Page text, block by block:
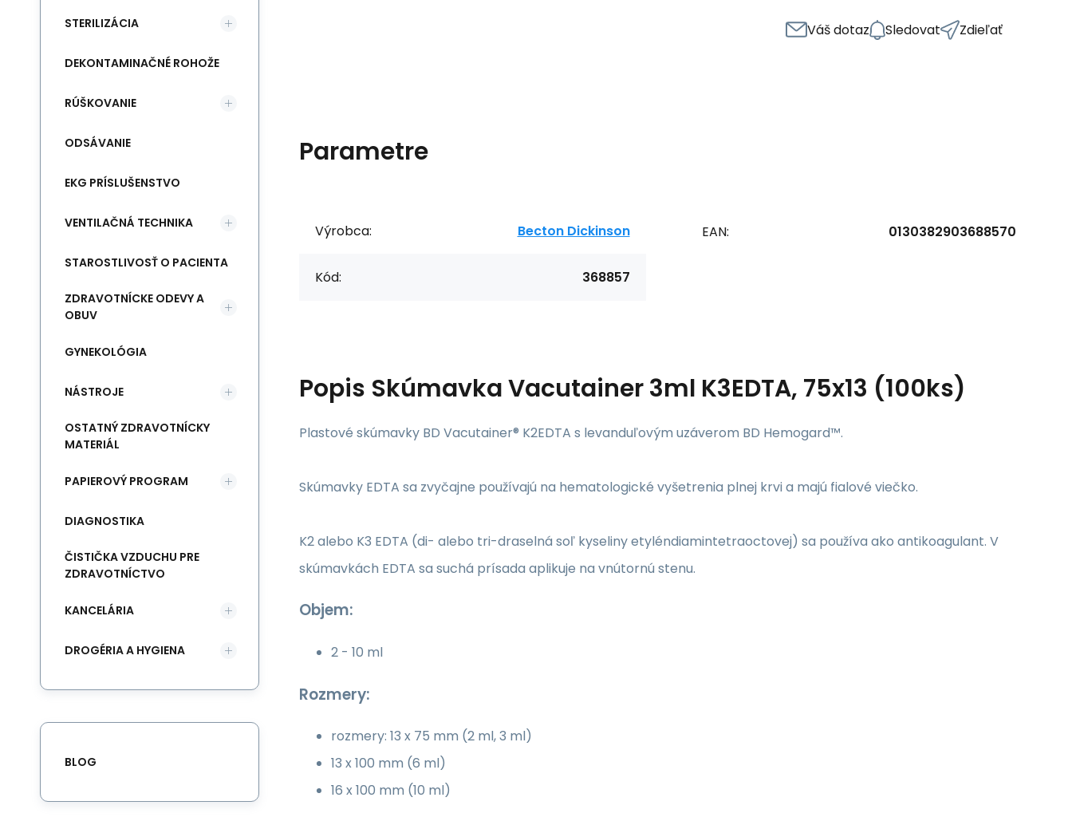
Váš dotaz Sledovat Zdieľať
Parametre
Výrobca: Becton Dickinson
Kód: 368857
EAN: 0130382903688570
Popis Skúmavka Vacutainer 3ml K3EDTA, 75x13 (100ks)
Plastové skúmavky BD Vacutainer® K2EDTA s levanduľovým uzáverom BD Hemogard™.
Skúmavky EDTA sa zvyčajne používajú na hematologické vyšetrenia plnej krvi a majú fialové viečko.
K2 alebo K3 EDTA (di- alebo tri-draselná soľ kyseliny etyléndiamintetraoctovej) sa používa ako antikoagulant. V
skúmavkách EDTA sa suchá prísada aplikuje na vnútornú stenu.
Objem:
2 - 10 ml
Rozmery:
rozmery: 13 x 75 mm (2 ml, 3 ml)
13 x 100 mm (6 ml)
16 x 100 mm (10 ml)
STERILIZÁCIA
DEKONTAMINAČNÉ ROHOŽE
RÚŠKOVANIE
ODSÁVANIE
EKG PRÍSLUŠENSTVO
VENTILAČNÁ TECHNIKA
STAROSTLIVOSŤ O PACIENTA
ZDRAVOTNÍCKE ODEVY A
OBUV
GYNEKOLÓGIA
NÁSTROJE
OSTATNÝ ZDRAVOTNÍCKY
MATERIÁL
PAPIEROVÝ PROGRAM
DIAGNOSTIKA
ČISTIČKA VZDUCHU PRE
ZDRAVOTNÍCTVO
KANCELÁRIA
DROGÉRIA A HYGIENA
BLOG